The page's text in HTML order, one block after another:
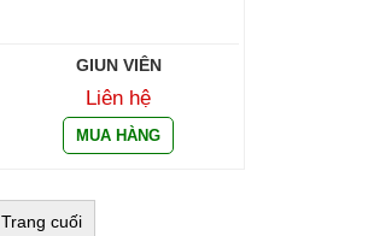
GIUN VIÊN
Liên hệ
Trang cuối